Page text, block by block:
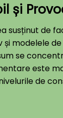
și
susținut
modelele
se
este
de